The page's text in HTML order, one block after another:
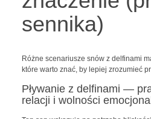
sennika)
Różne scenariusze snów z delfinami
które warto znać, by lepiej zrozumieć
Pływanie z delfinami —
relacji i wolności